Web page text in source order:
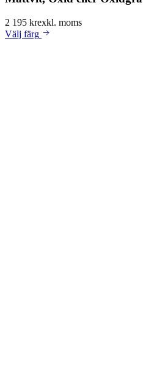
2 195 krexkl. moms
Välj färg